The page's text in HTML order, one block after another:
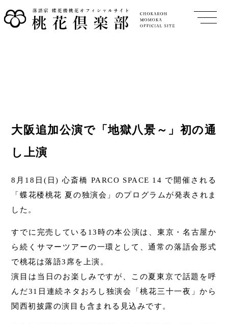
大阪追加公演で「地獄八景～」初の通
し上演
8月18日(日) 心斎橋 PARCO SPACE 14 で開催される
「蝶花楼桃花 夏の独演会」のプログラムが発表されま
した。
すでに完売している13時の本公演は、東京・名古屋か
ら続くサマーツアーの一環として、通常の落語会形式
で桃花は落語3席を上演。
演目は当日のお楽しみですが、この夏東京で話題を呼
んだ31日連続ネタおろし独演会「桃花三十一夜」から
関西初披露の演目も含まれる見込みです。